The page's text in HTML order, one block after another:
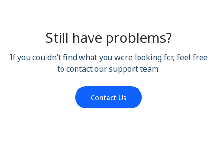
Still have problems?
If you couldn’t find what you were looking for, feel free
to contact our support team.